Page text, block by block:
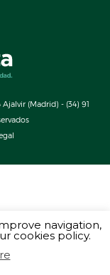
(Madrid) - (34) 91
navigation,
cookies policy.